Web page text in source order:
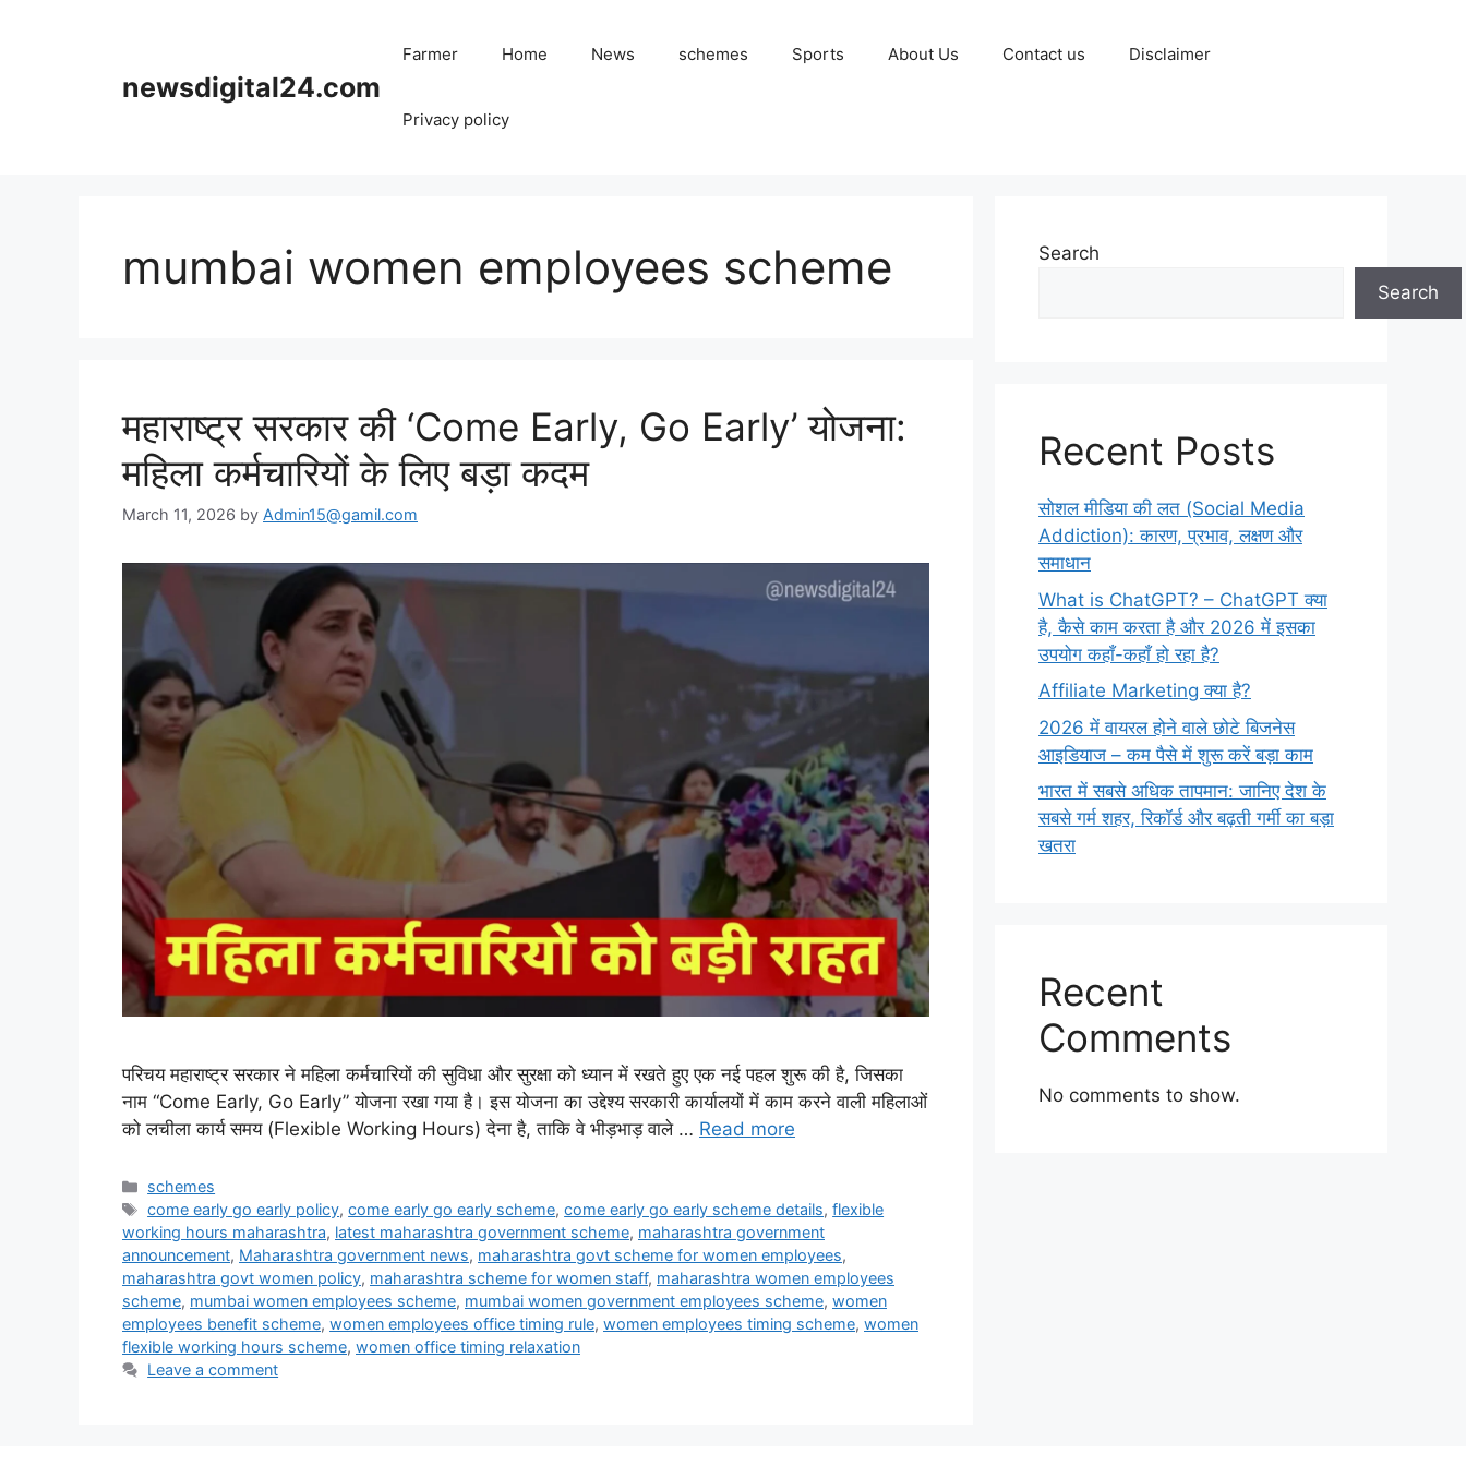
newsdigital24.com
Farmer Home News schemes Sports About Us Contact us Disclaimer
Privacy policy
mumbai women employees scheme
महाराष्ट्र सरकार की ‘Come Early, Go Early’ योजना:
महिला कर्मचारियों के लिए बड़ा कदम
March 11, 2026 by Admin15@gamil.com
परिचय महाराष्ट्र सरकार ने महिला कर्मचारियों की सुविधा और सुरक्षा को ध्यान में रखते हुए एक नई पहल शुरू की है, जिसका
नाम “Come Early, Go Early” योजना रखा गया है। इस योजना का उद्देश्य सरकारी कार्यालयों में काम करने वाली महिलाओं
को लचीला कार्य समय (Flexible Working Hours) देना है, ताकि वे भीड़भाड़ वाले … Read more
Categories
schemes
Tags
come early go early policy,come early go early scheme,come early go early scheme details,flexible
working hours maharashtra, latest maharashtra government scheme, maharashtra government
announcement, Maharashtra government news, maharashtra govt scheme for women employees,
maharashtra govt women policy, maharashtra scheme for women staff, maharashtra women employees
scheme, mumbai women employees scheme, mumbai women government employees scheme, women
employees benefit scheme, women employees office timing rule, women employees timing scheme, women
flexible working hours scheme, women office timing relaxation
Leave a comment
Search
Search
Recent Posts
सोशल मीडिया की लत (Social Media
Addiction): कारण, प्रभाव, लक्षण और
समाधान
What is ChatGPT? – ChatGPT क्या
है, कैसे काम करता है और 2026 में इसका
उपयोग कहाँ-कहाँ हो रहा है?
Affiliate Marketing क्या है?
2026 में वायरल होने वाले छोटे बिजनेस
आइडियाज – कम पैसे में शुरू करें बड़ा काम
भारत में सबसे अधिक तापमान: जानिए देश के
सबसे गर्म शहर, रिकॉर्ड और बढ़ती गर्मी का बड़ा
खतरा
Recent
Comments
No comments to show.